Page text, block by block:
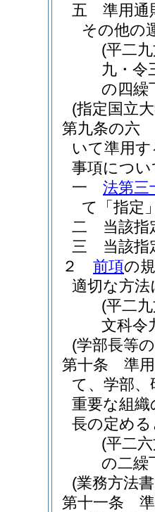
五
準用通
その他の
(平二
九・令
の四繰
(指定国立
第九条の六
いて準用
事項につ
一
法第三
て「指定
二
当該指
三
当該指
２
前項の
適切な方
(平二
文科令
(学部長等
第十条
準
て、学部
重要な組
長の定め
(平二
の二繰
(業務方法
第十一条